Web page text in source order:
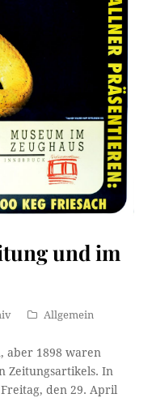
und im
Allgemein
aber 1898 waren
Zeitungsartikels. In
den 29. April